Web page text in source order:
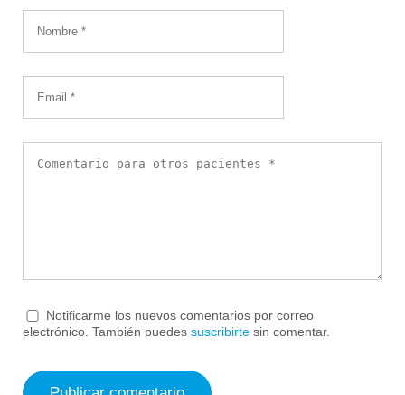
Notificarme los nuevos comentarios por correo
electrónico. También puedes suscribirte sin comentar.